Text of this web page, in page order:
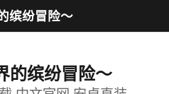
缤纷冒险～
的缤纷冒险～